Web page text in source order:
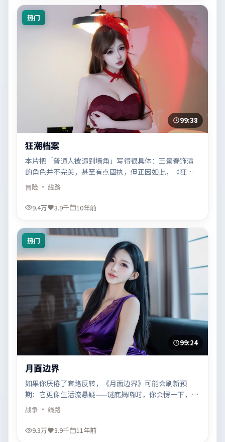
热门
99:38
狂潮档案
本片把「普通人被逼到墙角」写得很具体：王景春饰演
的角色并不完美，甚至有点固执，但正因如此，《狂潮
档案》的抉择才让人共情。
冒险 · 线路
9.4万 3.9千 10年前
热门
99:24
月面边界
如果你厌倦了套路反转，《月面边界》可能会刷新预
期：它更像生活流悬疑——谜底揭晓时，你会愣一下，然
后叹一口气。
战争 · 线路
9.3万 3.9千 11年前